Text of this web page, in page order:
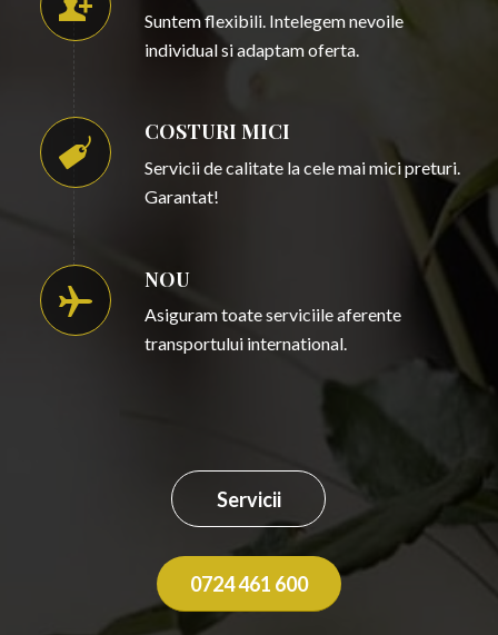
Suntem flexibili. Intelegem nevoile
individual si adaptam oferta.
COSTURI MICI
Servicii de calitate la cele mai mici preturi.
Garantat!
NOU
Asiguram toate serviciile aferente
transportului international.
Servicii
0724 461 600